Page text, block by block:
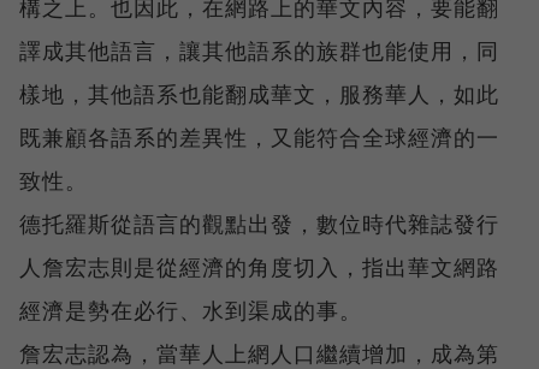
構之上。也因此，在網路上的華文內容，要能翻
譯成其他語言，讓其他語系的族群也能使用，同
樣地，其他語系也能翻成華文，服務華人，如此
既兼顧各語系的差異性，又能符合全球經濟的一
致性。
德托羅斯從語言的觀點出發，數位時代雜誌發行
人詹宏志則是從經濟的角度切入，指出華文網路
經濟是勢在必行、水到渠成的事。
詹宏志認為，當華人上網人口繼續增加，成為第